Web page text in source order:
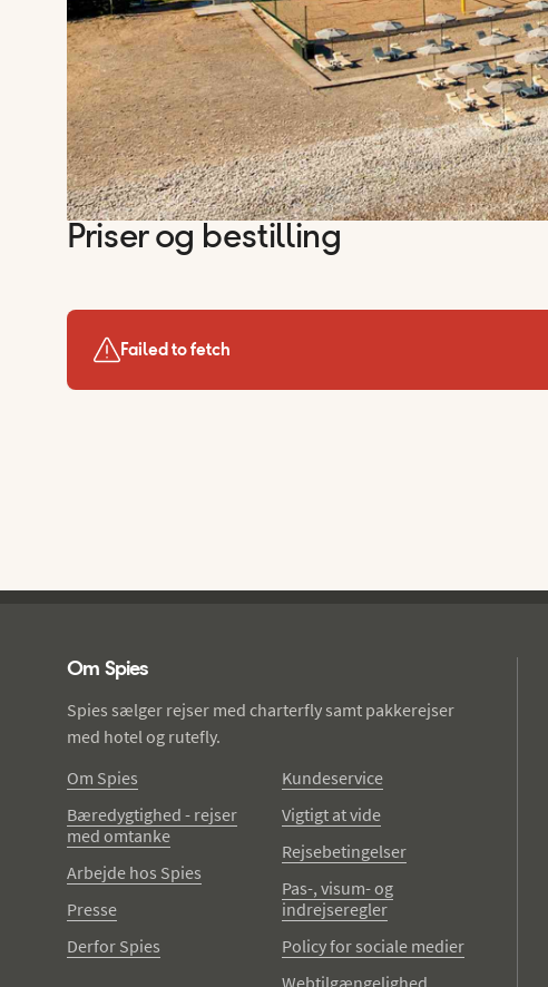
Priser og bestilling
Failed to fetch
Om Spies
Spies sælger rejser med charterfly samt pakkerejser
med hotel og rutefly.
Om Spies
Bæredygtighed - rejser
med omtanke
Arbejde hos Spies
Presse
Derfor Spies
Kundeservice
Vigtigt at vide
Rejsebetingelser
Pas-, visum- og
indrejseregler
Policy for sociale medier
Webtilgængelighed